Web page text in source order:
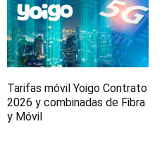
Tarifas móvil Yoigo Contrato
2026 y combinadas de Fibra
y Móvil